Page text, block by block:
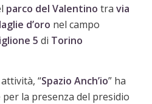
parco del Valentino tra via
d’oro nel campo
5 di Torino
“Spazio Anch’io” ha
la presenza del presidio